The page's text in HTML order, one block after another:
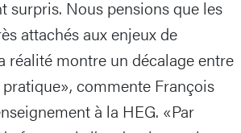
surpris. Nous pensions que les
attachés aux enjeux de
réalité montre un décalage entre
commente François
à la HEG. «Par